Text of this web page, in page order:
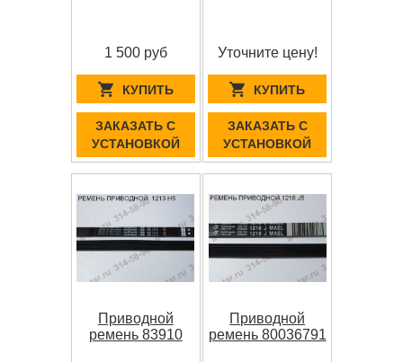
1 500 руб
КУПИТЬ
ЗАКАЗАТЬ С
УСТАНОВКОЙ
Уточните цену!
КУПИТЬ
ЗАКАЗАТЬ С
УСТАНОВКОЙ
Приводной
ремень 83910
Приводной
ремень 80036791